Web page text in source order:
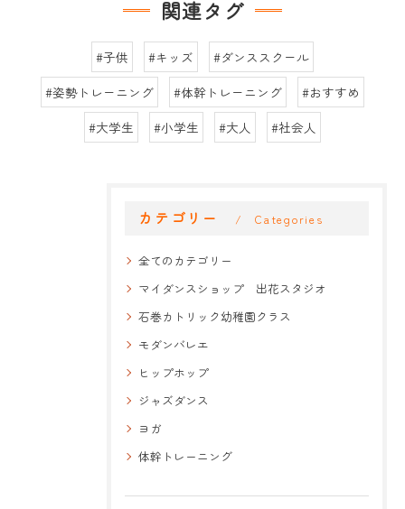
関連タグ
#子供 #キッズ
#ダンススクール
#姿勢トレーニング
#体幹トレーニング
#おすすめ
#大学生
#小学生 #大人 #社会人
カテゴリー Categories
全てのカテゴリー
マイダンスショップ 出花スタジオ
石巻カトリック幼稚園クラス
モダンバレエ
ヒップホップ
ジャズダンス
ヨガ
体幹トレーニング